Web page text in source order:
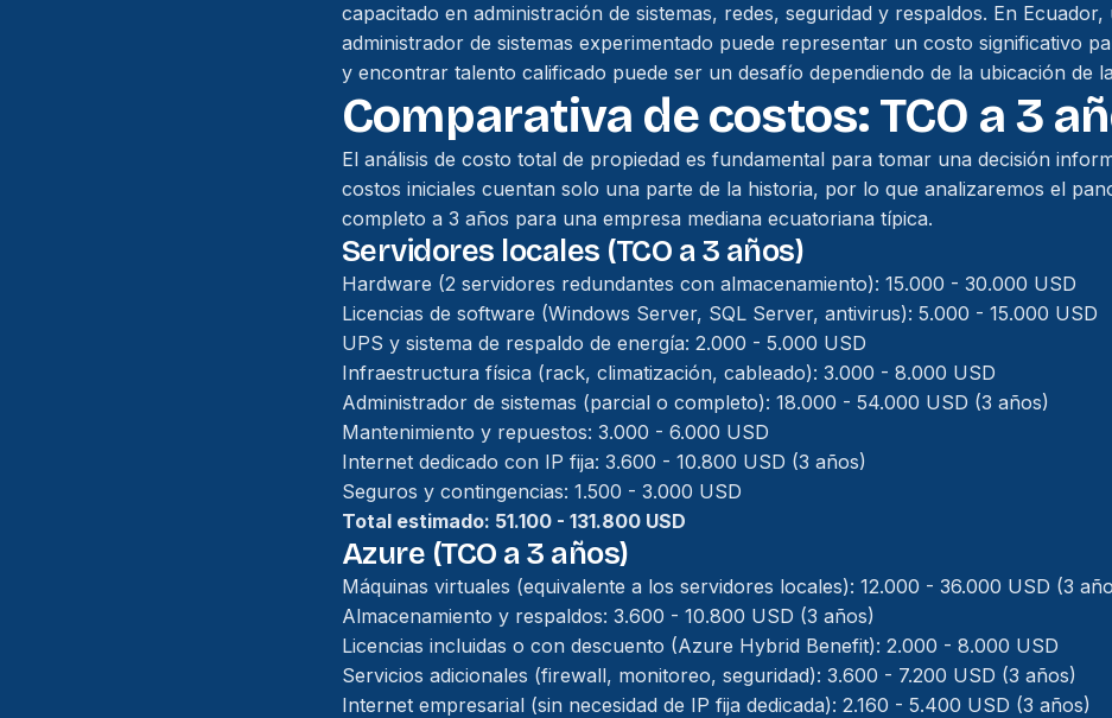
capacitado en administración de sistemas, redes, seguridad y respaldos. En Ecuador,
administrador de sistemas experimentado puede representar un costo significativo
y encontrar talento calificado puede ser un desafío dependiendo de la ubicación de
Comparativa de costos: TCO a 3
El análisis de costo total de propiedad es fundamental para tomar una decisión
costos iniciales cuentan solo una parte de la historia, por lo que analizaremos el
completo a 3 años para una empresa mediana ecuatoriana típica.
Servidores locales (TCO a 3 años)
Hardware (2 servidores redundantes con almacenamiento): 15.000 - 30.000 USD
Licencias de software (Windows Server, SQL Server, antivirus): 5.000 - 15.000 USD
UPS y sistema de respaldo de energía: 2.000 - 5.000 USD
Infraestructura física (rack, climatización, cableado): 3.000 - 8.000 USD
Administrador de sistemas (parcial o completo): 18.000 - 54.000 USD (3 años)
Mantenimiento y repuestos: 3.000 - 6.000 USD
Internet dedicado con IP fija: 3.600 - 10.800 USD (3 años)
Seguros y contingencias: 1.500 - 3.000 USD
Total estimado: 51.100 - 131.800 USD
Azure (TCO a 3 años)
Máquinas virtuales (equivalente a los servidores locales): 12.000 - 36.000 USD (3
Almacenamiento y respaldos: 3.600 - 10.800 USD (3 años)
Licencias incluidas o con descuento (Azure Hybrid Benefit): 2.000 - 8.000 USD
Servicios adicionales (firewall, monitoreo, seguridad): 3.600 - 7.200 USD (3 años)
Internet empresarial (sin necesidad de IP fija dedicada): 2.160 - 5.400 USD (3 años)